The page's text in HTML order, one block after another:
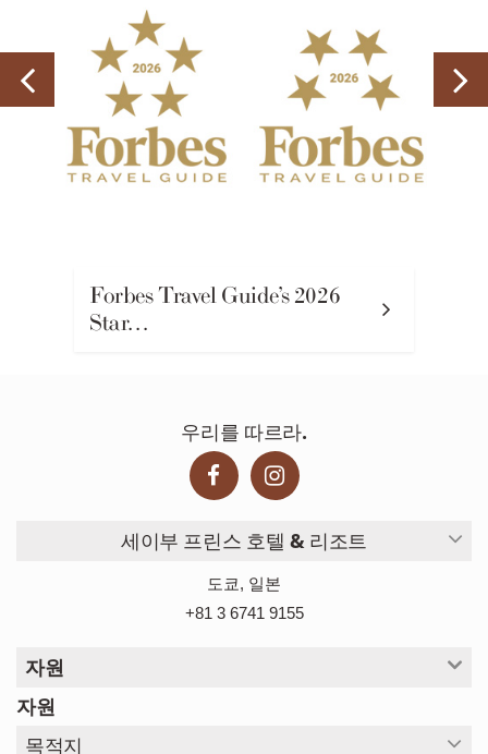
Forbes Travel Guide’s 2026
Star…
우리를 따르라.
세이부 프린스 호텔 & 리조트
도쿄, 일본
+81 3 6741 9155
자원
자원
목적지